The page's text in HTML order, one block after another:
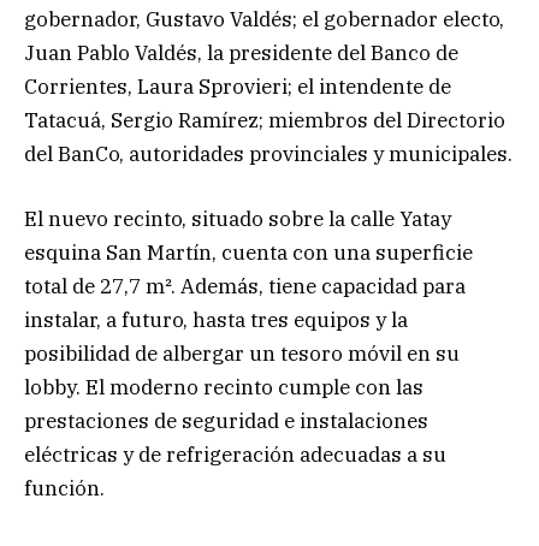
gobernador, Gustavo Valdés; el gobernador electo,
Juan Pablo Valdés, la presidente del Banco de
Corrientes, Laura Sprovieri; el intendente de
Tatacuá, Sergio Ramírez; miembros del Directorio
del BanCo, autoridades provinciales y municipales.
El nuevo recinto, situado sobre la calle Yatay
esquina San Martín, cuenta con una superficie
total de 27,7 m². Además, tiene capacidad para
instalar, a futuro, hasta tres equipos y la
posibilidad de albergar un tesoro móvil en su
lobby. El moderno recinto cumple con las
prestaciones de seguridad e instalaciones
eléctricas y de refrigeración adecuadas a su
función.